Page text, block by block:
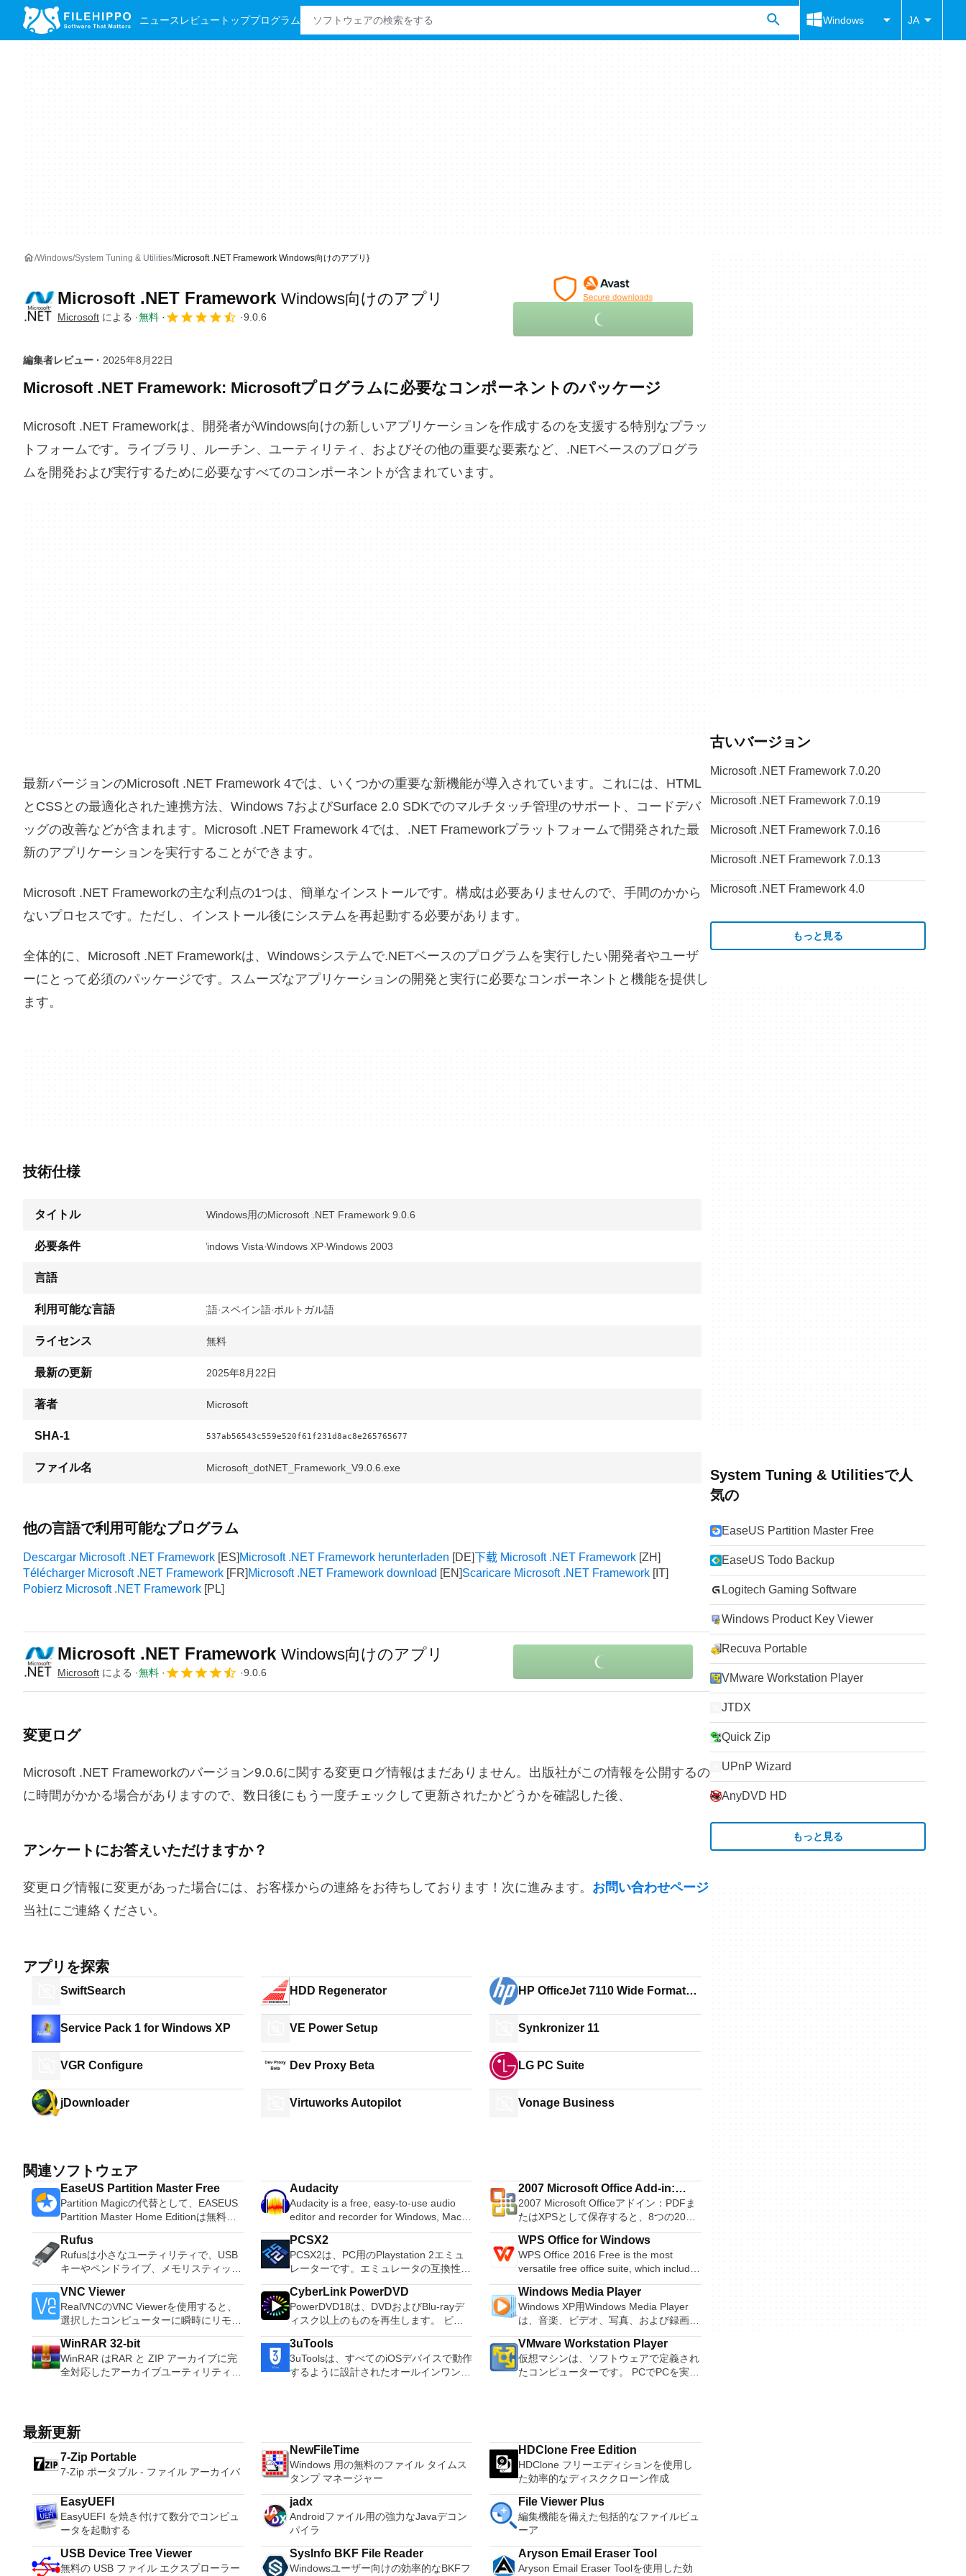
ニュース レビュー トッププログラム Windows JA
Windows System Tuning & Utilities Microsoft .NET Framework Windows向けのアプリ}
Microsoft .NET Framework Windows向けのアプリ
Microsoft による 無料 9.0.6
編集者レビュー · 2025年8月22日
Microsoft .NET Framework: Microsoftプログラムに必要なコンポーネントのパッケージ
Microsoft .NET Frameworkは、開発者がWindows向けの新しいアプリケーションを作成するのを支援する特別なプラッ
トフォームです。ライブラリ、ルーチン、ユーティリティ、およびその他の重要な要素など、.NETベースのプログラ
ムを開発および実行するために必要なすべてのコンポーネントが含まれています。
最新バージョンのMicrosoft .NET Framework 4では、いくつかの重要な新機能が導入されています。これには、HTML
とCSSとの最適化された連携方法、Windows 7およびSurface 2.0 SDKでのマルチタッチ管理のサポート、コードデバ
ッグの改善などが含まれます。Microsoft .NET Framework 4では、.NET Frameworkプラットフォームで開発された最
新のアプリケーションを実行することができます。
Microsoft .NET Frameworkの主な利点の1つは、簡単なインストールです。構成は必要ありませんので、手間のかから
ないプロセスです。ただし、インストール後にシステムを再起動する必要があります。
全体的に、Microsoft .NET Frameworkは、Windowsシステムで.NETベースのプログラムを実行したい開発者やユーザ
ーにとって必須のパッケージです。スムーズなアプリケーションの開発と実行に必要なコンポーネントと機能を提供し
ます。
技術仕様
タイトル Windows用のMicrosoft .NET Framework 9.0.6
必要条件 Windows Vista Windows XP Windows 2003
言語
利用可能な言語 英語 スペイン語 ポルトガル語
ライセンス 無料
最新の更新 2025年8月22日
著者 Microsoft
SHA-1 537ab56543c559e520f61f231d8ac8e265765677
ファイル名 Microsoft_dotNET_Framework_V9.0.6.exe
他の言語で利用可能なプログラム
Descargar Microsoft .NET Framework Microsoft .NET Framework herunterladen
下载 Microsoft .NET Framework
Télécharger Microsoft .NET Framework
Microsoft .NET Framework download
Scaricare Microsoft .NET Framework
Pobierz Microsoft .NET Framework
Microsoft .NET Framework Windows向けのアプリ
Microsoft による 無料 9.0.6
変更ログ
Microsoft .NET Frameworkのバージョン9.0.6に関する変更ログ情報はまだありません。出版社がこの情報を公開するの
に時間がかかる場合がありますので、数日後にもう一度チェックして更新されたかどうかを確認した後、
アンケートにお答えいただけますか？
変更ログ情報に変更があった場合には、お客様からの連絡をお待ちしております！次に進みます。 お問い合わせページ
当社にご連絡ください。
アプリを探索
SwiftSearch HDD Regenerator
HP OfficeJet 7110 Wide Format
Service Pack 1 for Windows XP
VE Power Setup Synkronizer 11
VGR Configure Dev Proxy Beta LG PC Suite
jDownloader Virtuworks Autopilot Vonage Business
関連ソフトウェア
EaseUS Partition Master Free
Partition Magicの代替として、EASEUS
Partition Master Home Editionは無料の
オールインワンパーティションソリュー
ションおよびディスク管理ユーティリテ
ィです。パーティションの拡張（特にシ
ステムドライブ用）、ディスク領域の管
理、MBRおよびGUIDパーティションテ
ーブル（GPT）ディスクのディスク領域
不足の問題の解決を可能にします。 パ
ーティションのサイズ変更/移動システ
ムドライブを拡張するディスクとパーテ
ィションをコピーパーティションをマー
ジ分割パーティション空き領域を再分配
するダイナミックディスクの変換パーテ
Audacity
Audacity is a free, easy-to-use audio
editor and recorder for Windows, Mac
OS X, GNU/Linux and other operating
systems. You can use Audacity to:
Record live audio. Convert tapes and
records into digital recordings or CDs.
Edit Ogg Vorbis, MP3, WAV or AIFF
sound files. Cut, copy, splice or mix
sounds together. Change the speed or
pitch of a recording. Add new effects
with LADSPA plug-ins. And more!
2007 Microsoft Office Add-in:
Microsoft Save as PDF or XPS
2007 Microsoft Officeアドイン：PDFま
たはXPSとして保存すると、8つの2007
Microsoft OfficeプログラムでPDFおよび
XPS形式にエクスポートして保存できま
す。このツールを使用すると、これらの
プログラムのサブセットでPDF形式およ
びXPS形式の電子メール添付ファイルと
して送信することもできます（特定の機
能はプログラムによって異なります）。
このダウンロードは、次のOfficeプログ
ラムで動作します。 Microsoft Office
Access 2007。 Microsoft Office Excel
2007。 Microsoft Office InfoPath
2007。 Microsoft Office OneNote
Microsoft Officeプログラムのこの
Microsoft Save as PDFまたはXPSアド
インは、2007 Microsoft Office systemソ
Microsoft Office systemソフトウェアの
ライセンス条項の対象となります。 シ
ステム要件：サポートされているオペレ
ーティングシステム。 Windows Server
2003、Windows Vista、Windows XP
Service Pack 2。
Rufus
Rufusは小さなユーティリティで、USB
キーやペンドライブ、メモリスティック
などの起動可能なUSBフラッシュドライ
ブをフォーマットおよび作成できます。
Rufusは、次のシナリオで役立ちます。
Windows、Linux、およびUEFI用の起動
可能なISOからUSBインストールメディ
アを作成する必要がある場合。 OSがイ
ンストールされていないシステムで作業
する必要がある場合。 BIOSまたはその
合。 Rufusは次の* ISOで動作します：
Arch Linux、Archbang、BartPE /
pebuilder、CentOS、Damn Small
Linux、Fedora、FreeDOS、Gentoo、
LiveXP、Knoppix、Kubuntu、Linux
Mint、NT Password Registry Editor、
OpenSUSE、Parted Magic、
Ubuntu、Ultimate Boot CD、Windows
XP（SP2以降）、Windows Server 2003
PCSX2
PCSX2は、PC用のPlaystation 2エミュ
レーターです。エミュレータの互換性率
は、プレイ可能なすべてのPS2ゲームの
80％以上を誇っています。かなり強力な
コンピューターを所有している場合、
PCSX2は優れたエミュレーターです。
また、このアプリケーションはローエン
ドコンピューターのサポートも提供する
ため、Playstation 2コンソールのすべて
の所有者は、PCで動作するゲームを見
リケーションでは、ディスクからゲーム
を直接実行することも、ハードドライブ
からISOイメージとして実行することも
できます。 主な機能は次のとおりで
す。 Savestates：ボタンを1つ押すだけ
で、ゲームの現在の「状態」を保存でき
ます。 無制限のメモリーカード：好き
から64MBまでの単一の物理カードに制
限されなくなりました。 高解像度グラ
WPS Office for Windows
WPS Office 2016 Free is the most
versatile free office suite, which includes
free word processor, spreadsheet
program and presentation maker. With
these three programs you will easily be
able to deal with any office related
tasks. WPS Office 2016 Free has
multiple language support for English,
French, German, Spanish,
Portuguese,Russian and Polish
such as the paragraph adjustment tool
and multiple tabbed feature. It also has
a PDF converter, spell check and word
count feature. WPS Office 2016
Personal Edition supports switching
language UI,File Roaming and Docer
online templates. Key features include:
Presentation Multimedia presentations
creator. Spreadsheets Powerful tool for
VNC Viewer
RealVNCのVNC Viewerを使用すると、
選択したコンピューターに瞬時にリモー
トアクセスできます。 Mac、Windows
PC、またはLinuxマシン、世界中のどこ
からでも。 VNC Viewerを使用すると、
コンピューターのデスクトップを表示し
ンストールと使用が簡単です。制御した
いデバイスでインストーラーを実行し、
指示に従ってください。オプションで、
Windowsでのリモート展開に使用可能な
フォームにVNC Viewerをインストール
する権限がない場合は、スタンドアロン
オプションを選択する必要があります。
主な機能は次のとおりです。 クラウド
サービスを介してVNC Connectを実行し
ているコンピューターに接続します。
CyberLink PowerDVD
PowerDVD18は、DVDおよびBlu-rayデ
ィスク以上のものを再生します。 ビデ
オ、オーディオ、写真、VR 360°コンテ
ンツ、さらにはYouTubeやVimeoにとっ
ても、PowerDVD18は重要なエンターテ
イメントの仲間です。 Ultra HD HDR TV
比類のない再生サポートと独自の強化に
より、どこにいても簡単にリラックスで
きます。 新機能は次のとおりです。 4K
DHR向けに最適化 Ultra HD Blu-ray、
4K、HEVC / H.265およびHDR10コンテ
ンツをサポート全画面モードで21：9モ
ニターで2.35：1の映画を見る常時オン
のミニビューでYouTubeライブを見る
YouTubeおよびVimeoで4K HDRおよび
360ビデオを再生 VRエクスペリエンス
Windows Media Player
Windows XP用Windows Media Player
は、音楽、ビデオ、写真、および録画し
たテレビ番組などすべてを保存して楽し
む最適な機能を搭載しています。 再
生、表示、外出先で楽しむためのポータ
ブル デバイスとの同期、さらには家中
をより多く - デジタル音楽体験がさらに
楽しくなります。 エンターテイメント
をすべて1つの場所に - 音楽、ビデオ、
写真、録画したテレビ番組をすべて保存
して楽しめます。 どこでも楽しめる -
どこにいても音楽、ビデオ、写真にアク
セスできます。
WinRAR 32-bit
WinRAR はRAR と ZIP アーカイブに完
全対応したアーカイブユーティリティー
に比べ小容量のアーカイブを作成するの
で、これによりディスクスペースを確保
する事ができ、送信コストの削減にもな
ります。 WinRAR はマウスやメニュ
ー、コマンドラインインターフェースを
利用した対話型グラフィックインターフ
ェースを提供します。WinRAR は単純な
質問応答のプロセスで基本的なアーカイ
ブ機能に即時アクセスできる特別
な"Wizard"モードを採用することによ
り、他のアーカイブソフトに比べ使用が
3uTools
3uToolsは、すべてのiOSデバイスで動作
するように設計されたオールインワン
の信on性についてコメントすることはで
きませんが、アプリ、写真、音楽、着信
音、その他のマルチメディアファイルを
簡単に管理できます。 また、ジェイル
ブレイク、アクティベーション、バッテ
リー、iCloudロックのステータスなど、
iOSデバイスのさまざまなステータスを
表示することもできます。 3uToolsは、
詳細なiOSおよびiDevice情報も提供しま
す。 3uToolsには、アイコン管理、ガベ
VMware Workstation Player
仮想マシンは、ソフトウェアで定義され
たコンピューターです。 PCでPCを実行
はVMware ESXで作成された仮想マシン
を簡単に操作できます。 主な機能は次
のとおりです。 1台のPCで複数のオペ
レーティングシステムを同時に実行しま
す。 インストールや構成の問題なし
に、事前構成された製品の利点を体験し
てください。 ホストコンピューターと
仮想マシン間でデータを共有します。
32ビットと64ビットの両方の仮想マシ
ンを実行します。 2-way Virtual SMPを
最新更新
7-Zip Portable
7-Zip ポータブル - ファイル アーカイバ
NewFileTime
Windows 用の無料のファイル タイムス
タンプ マネージャー
HDClone Free Edition
HDClone フリーエディションを使用し
た効率的なディスククローン作成
EasyUEFI
EasyUEFI を焼き付けて数分でコンピュ
ータを起動する
jadx
Androidファイル用の強力なJavaデコン
パイラ
File Viewer Plus
編集機能を備えた包括的なファイルビュ
ーア
USB Device Tree Viewer
無料の USB ファイル エクスプローラー
SysInfo BKF File Reader
Windowsユーザー向けの効率的なBKFフ
Aryson Email Eraser Tool
Aryson Email Eraser Toolを使用した効
古いバージョン
Microsoft .NET Framework 7.0.20
Microsoft .NET Framework 7.0.19
Microsoft .NET Framework 7.0.16
Microsoft .NET Framework 7.0.13
Microsoft .NET Framework 4.0
もっと見る
System Tuning & Utilitiesで人
気の
EaseUS Partition Master Free
EaseUS Todo Backup
Logitech Gaming Software
Windows Product Key Viewer
Recuva Portable
VMware Workstation Player
JTDX
Quick Zip
UPnP Wizard
AnyDVD HD
もっと見る